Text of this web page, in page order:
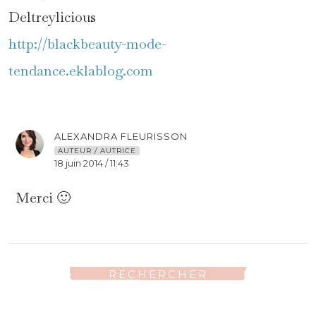
Deltreylicious
http://blackbeauty-mode-
tendance.eklablog.com
ALEXANDRA FLEURISSON
AUTEUR / AUTRICE
18 juin 2014 / 11:43
Merci 🙂
RECHERCHER